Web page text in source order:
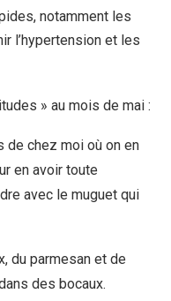
notamment les
l’hypertension et les
» au mois de mai :
de chez moi où on en
en avoir toute
avec le muguet qui
du parmesan et de
des bocaux.